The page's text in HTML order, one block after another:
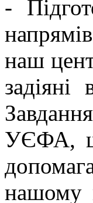
-
наш
УЄФА,
нашому